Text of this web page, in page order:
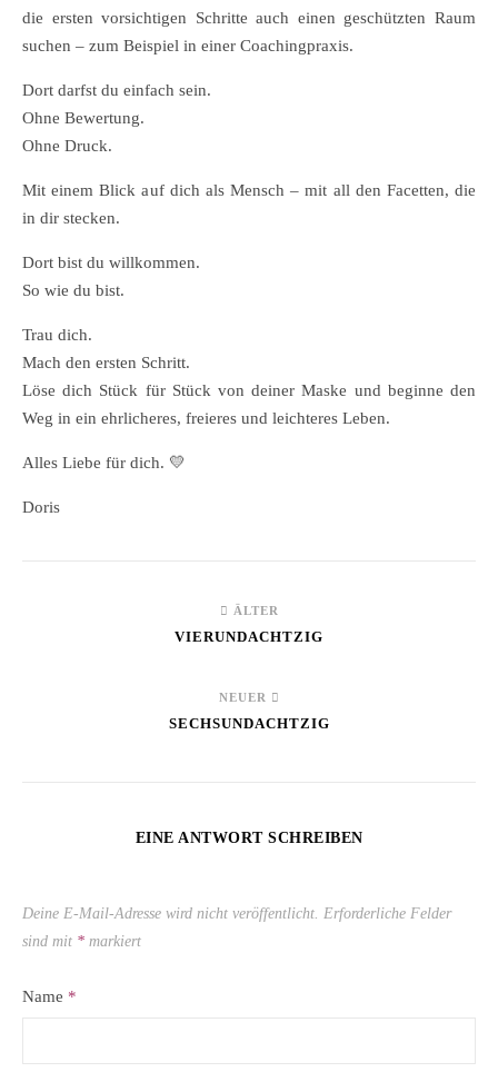
die ersten vorsichtigen Schritte auch einen geschützten Raum
suchen – zum Beispiel in einer Coachingpraxis.
Dort darfst du einfach sein.
Ohne Bewertung.
Ohne Druck.
Mit einem Blick auf dich als Mensch – mit all den Facetten, die
in dir stecken.
Dort bist du willkommen.
So wie du bist.
Trau dich.
Mach den ersten Schritt.
Löse dich Stück für Stück von deiner Maske und beginne den
Weg in ein ehrlicheres, freieres und leichteres Leben.
Alles Liebe für dich. 💛
Doris
ÄLTER
VIERUNDACHTZIG
NEUER
SECHSUNDACHTZIG
EINE ANTWORT SCHREIBEN
Deine E-Mail-Adresse wird nicht veröffentlicht. Erforderliche Felder
sind mit * markiert
Name *